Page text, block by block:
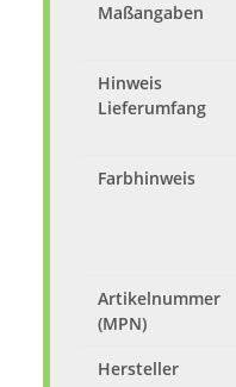
Maßangaben
Hinweis
Lieferumfang
Farbhinweis
Artikelnummer
(MPN)
Hersteller